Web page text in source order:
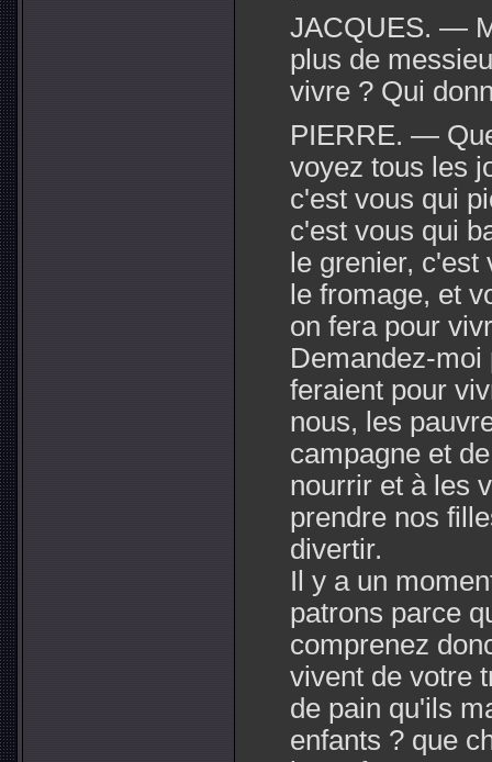
JACQUES. —
plus de
vivre ? Qui
PIERRE. —
voyez tous les
c'est vous qui
c'est vous qui
le grenier,
le fromage, et
on fera pour
Demandez-
feraient pour
nous, les
campagne et
nourrir et à les
prendre nos
divertir.
Il y a un
patrons parce
comprenez
vivent de votre
de pain qu'ils
enfants ? que